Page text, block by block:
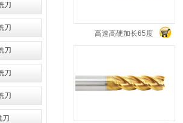
刀
刀
刀
刀
刀
刀
高速高硬加长65度